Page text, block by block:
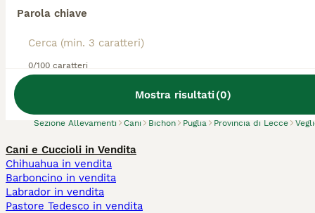
Parola chiave
0/100 caratteri
Mostra risultati(0)
Sezione Allevamenti Cani Bichon Puglia Provincia di Lecce
Cani e Cuccioli in Vendita
Chihuahua in vendita
Barboncino in vendita
Labrador in vendita
Pastore Tedesco in vendita